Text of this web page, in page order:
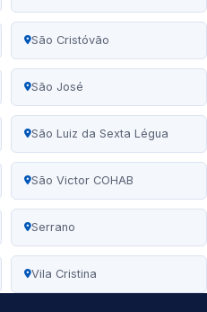
São Cristóvão
São José
São Luiz da Sexta Légua
São Victor COHAB
Serrano
Vila Cristina